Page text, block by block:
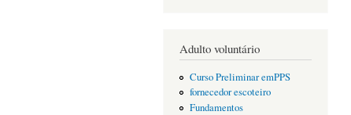
Adulto voluntário
Curso Preliminar emPPS
fornecedor escoteiro
Fundamentos